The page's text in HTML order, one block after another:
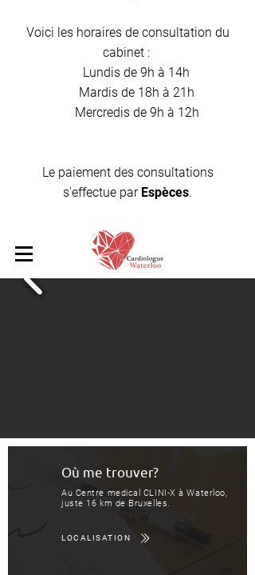
Voici les horaires de consultation du
cabinet :
Lundis de 9h à 14h
Mardis de 18h à 21h
Mercredis de 9h à 12h
Le paiement des consultations
s'effectue par Espèces.
Où me trouver?
Au Centre medical CLINI-X à Waterloo,
juste 16 km de Bruxelles.
LOCALISATION